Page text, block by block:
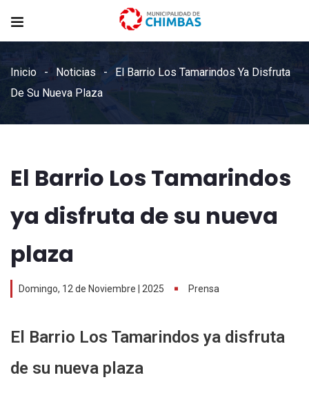
Inicio Noticias
El Barrio Los Tamarindos Ya Disfruta
De Su Nueva Plaza
El Barrio Los Tamarindos
ya disfruta de su nueva
plaza
Domingo, 12 de Noviembre | 2025 Prensa
El Barrio Los Tamarindos ya disfruta
de su nueva plaza